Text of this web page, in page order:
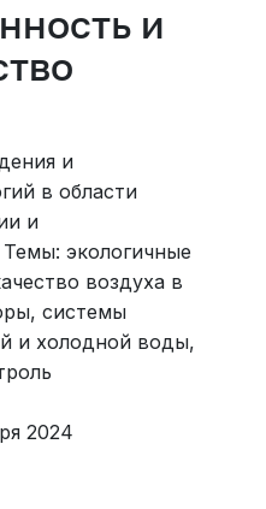
и
и
в области
и
экологичные
воздуха в
системы
и холодной воды,
2024